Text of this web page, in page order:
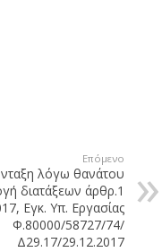
Επόμενο
λόγω θανάτου
διατάξεων άρθρ.1
Εγκ. Υπ. Εργασίας
Φ.80000/58727/74/
Δ29.17/29.12.2017